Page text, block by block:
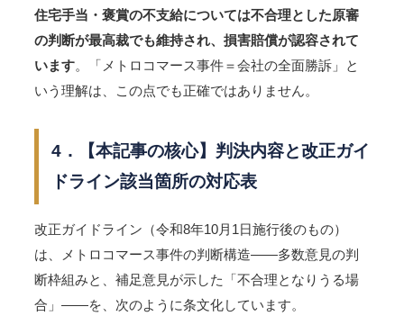
住宅手当・褒賞の不支給については不合理とした原審
の判断が最高裁でも維持され、損害賠償が認容されて
います。「メトロコマース事件＝会社の全面勝訴」と
いう理解は、この点でも正確ではありません。
4．【本記事の核心】判決内容と改正ガイ
ドライン該当箇所の対応表
改正ガイドライン（令和8年10月1日施行後のもの）
は、メトロコマース事件の判断構造――多数意見の判
断枠組みと、補足意見が示した「不合理となりうる場
合」――を、次のように条文化しています。